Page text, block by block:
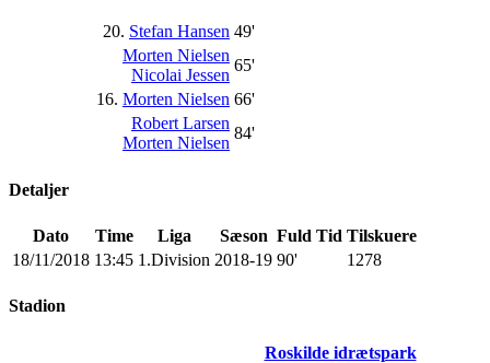
20. Stefan Hansen 49'
Morten Nielsen
Nicolai Jessen
65'
16. Morten Nielsen 66'
Robert Larsen
Morten Nielsen
84'
Detaljer
Dato Time Liga Sæson Fuld Tid Tilskuere
18/11/2018 13:45 1.Division 2018-19 90' 1278
Stadion
Roskilde idrætspark